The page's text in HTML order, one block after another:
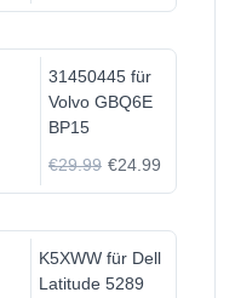
31450445 für
Volvo GBQ6E
BP15
€29.99 €24.99
K5XWW für Dell
Latitude 5289